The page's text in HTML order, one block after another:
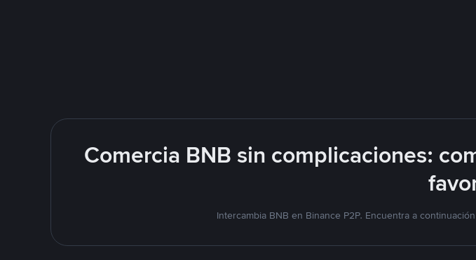
Comercia BNB sin complicaciones:
Intercambia BNB en Binance P2P. Encuentra a